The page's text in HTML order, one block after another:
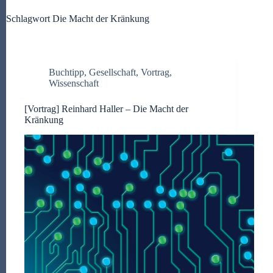
Schlagwort Die Macht der Kränkung
Buchtipp, Gesellschaft, Vortrag,
Wissenschaft
[Vortrag] Reinhard Haller – Die Macht der
Kränkung